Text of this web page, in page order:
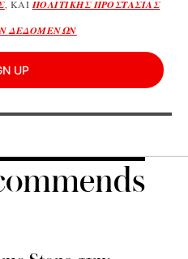
, ΚΑΙΠΟΛΙΤΙΚΗΣ ΠΡΟΣΤΑΣΙΑΣ
ΔΕΔΟΜΕΝΩΝ
UP